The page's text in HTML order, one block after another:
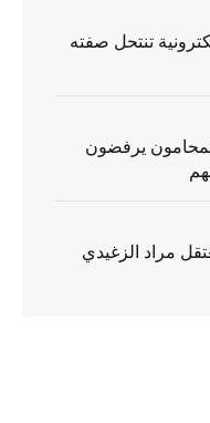
تنتحل صفته
يرفضون
مراد الزغيدي